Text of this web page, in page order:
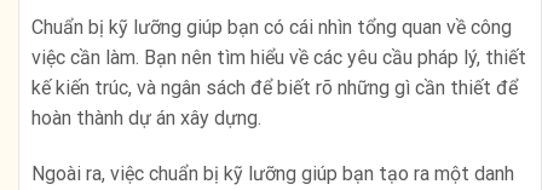
Chuẩn bị kỹ lưỡng giúp bạn có cái nhìn tổng quan về công
việc cần làm. Bạn nên tìm hiểu về các yêu cầu pháp lý, thiết
kế kiến trúc, và ngân sách để biết rõ những gì cần thiết để
hoàn thành dự án xây dựng.
Ngoài ra, việc chuẩn bị kỹ lưỡng giúp bạn tạo ra một danh